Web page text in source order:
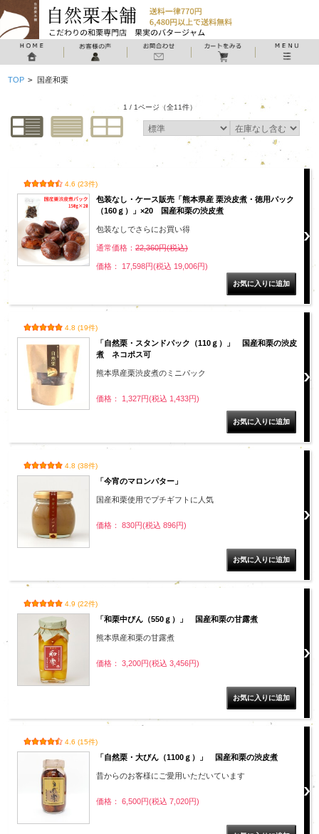
TOP > 国産和栗
1 / 1ページ （全11件）
4.6 (23件)
包装なし・ケース販売「熊本県産 栗渋皮煮・徳用パック
（160ｇ）」×20 国産和栗の渋皮煮
包装なしでさらにお買い得
通常価格： 22,360円(税込)
価格： 17,598円(税込 19,006円)
4.8 (19件)
「自然栗・スタンドパック（110ｇ）」 国産和栗の渋皮
煮 ネコポス可
熊本県産栗渋皮煮のミニパック
価格： 1,327円(税込 1,433円)
4.8 (38件)
「今宵のマロンバター」
国産和栗使用でプチギフトに人気
価格： 830円(税込 896円)
4.9 (22件)
「和栗中びん（550ｇ）」 国産和栗の甘露煮
熊本県産和栗の甘露煮
価格： 3,200円(税込 3,456円)
4.6 (15件)
「自然栗・大びん（1100ｇ）」 国産和栗の渋皮煮
昔からのお客様にご愛用いただいています
価格： 6,500円(税込 7,020円)